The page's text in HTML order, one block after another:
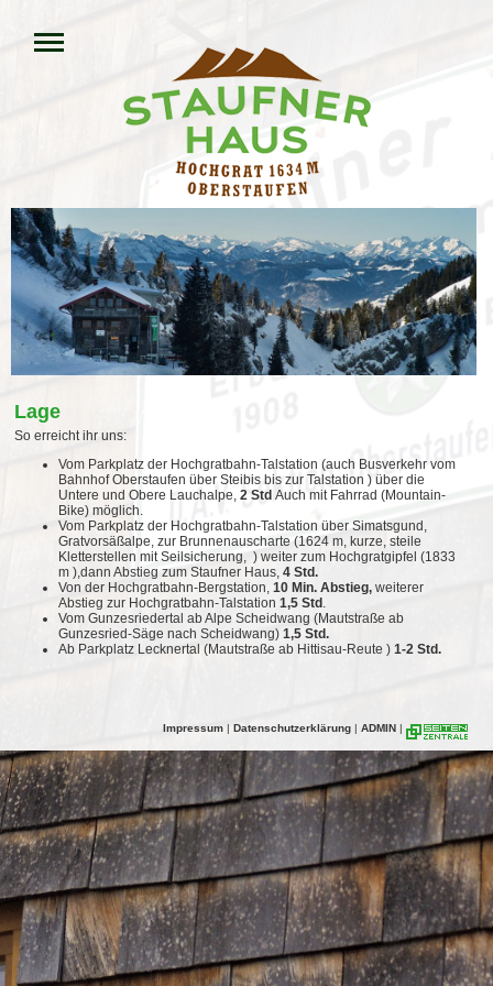
Lage
So erreicht ihr uns:
Vom Parkplatz der Hochgratbahn-Talstation (auch Busverkehr vom
Bahnhof Oberstaufen über Steibis bis zur Talstation ) über die
Untere und Obere Lauchalpe, 2 Std Auch mit Fahrrad (Mountain-
Bike) möglich.
Vom Parkplatz der Hochgratbahn-Talstation über Simatsgund,
Gratvorsäßalpe, zur Brunnenauscharte (1624 m, kurze, steile
Kletterstellen mit Seilsicherung, ) weiter zum Hochgratgipfel (1833
m ),dann Abstieg zum Staufner Haus, 4 Std.
Von der Hochgratbahn-Bergstation, 10 Min. Abstieg, weiterer
Abstieg zur Hochgratbahn-Talstation 1,5 Std .
Vom Gunzesriedertal ab Alpe Scheidwang (Mautstraße ab
Gunzesried-Säge nach Scheidwang) 1,5 Std.
Ab Parkplatz Lecknertal (Mautstraße ab Hittisau-Reute ) 1-2 Std.
Impressum | Datenschutzerklärung | ADMIN |